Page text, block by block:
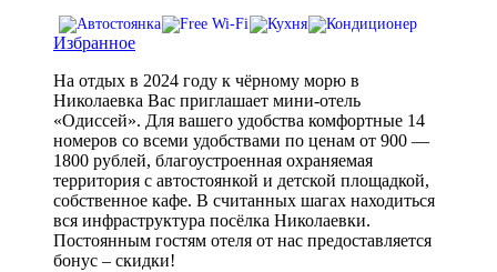
Избранное
На отдых в 2024 году к чёрному морю в
Николаевка Вас приглашает мини-отель
«Одиссей». Для вашего удобства комфортные 14
номеров со всеми удобствами по ценам от 900 —
1800 рублей, благоустроенная охраняемая
территория с автостоянкой и детской площадкой,
собственное кафе. В считанных шагах находиться
вся инфраструктура посёлка Николаевки.
Постоянным гостям отеля от нас предоставляется
бонус – скидки!